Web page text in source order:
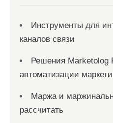
Инструменты для
каналов связи
Решения Marketolog
автоматизации
Маржа и
рассчитать